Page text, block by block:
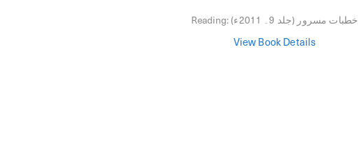
Reading: خطبات مسرور (جلد 9۔ 2011ء)
View Book Details